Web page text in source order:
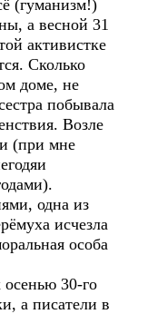
(гуманизм!)
а весной 31
активистке
Сколько
доме, не
побывала
Возле
(при мне
одна из
исчезла
особа
осенью 30-го
а писатели в